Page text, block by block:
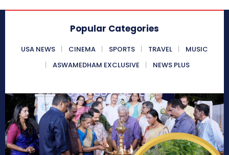
Popular Categories
USA NEWS CINEMA SPORTS TRAVEL
MUSIC
ASWAMEDHAM EXCLUSIVE
NEWS PLUS